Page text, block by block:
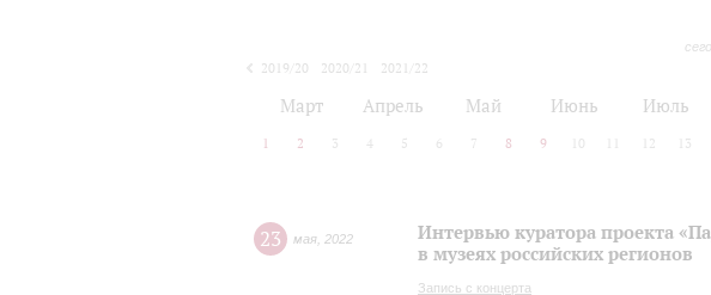
2019/20 2020/21 2021/22
Март Апрель Май Июнь Июль
1 2 3 4 5 6 7 8 9 10 12 13
23 мая 2022
Интервью куратора проекта
в музеях российских регионов
Запись с концерта